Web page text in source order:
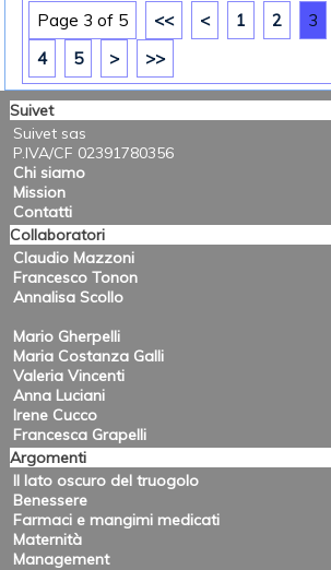
Page 3 of 5 << < 1 2
3
4
5 > >>
Suivet
Suivet sas
P.IVA/CF 02391780356
Chi siamo
Mission
Contatti
Collaboratori
Claudio Mazzoni
Francesco Tonon
Annalisa Scollo
Mario Gherpelli
Maria Costanza Galli
Valeria Vincenti
Anna Luciani
Irene Cucco
Francesca Grapelli
Argomenti
Il lato oscuro del truogolo
Benessere
Farmaci e mangimi medicati
Maternità
Management